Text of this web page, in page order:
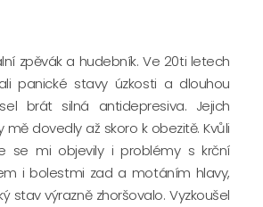
zpěvák a hudebník. Ve 20ti letech
panické stavy úzkosti a dlouhou
brát silná antidepresiva. Jejich
mě dovedly až skoro k obezitě. Kvůli
se mi objevily i problémy s krční
i bolestmi zad a motáním hlavy,
stav výrazně zhoršovalo. Vyzkoušel